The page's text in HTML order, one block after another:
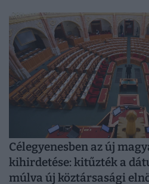
Célegyenesben az új
kihirdetése: kitűzték a
múlva új köztársasági